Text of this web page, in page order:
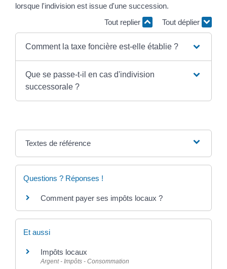
lorsque l'indivision est issue d'une succession.
Tout replier
Tout déplier
Comment la taxe foncière est-elle établie ?
Que se passe-t-il en cas d'indivision
successorale ?
Textes de référence
Questions ? Réponses !
Comment payer ses impôts locaux ?
Et aussi
Impôts locaux
Argent - Impôts - Consommation